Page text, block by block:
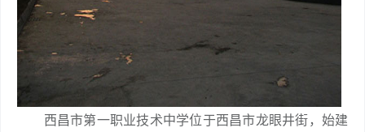
西昌市第一职业技术中学位于西昌市龙眼井街，始建